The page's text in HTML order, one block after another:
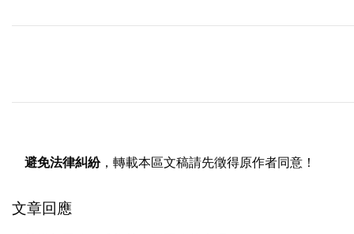
避免法律糾紛，轉載本區文稿請先徵得原作者同意！
文章回應